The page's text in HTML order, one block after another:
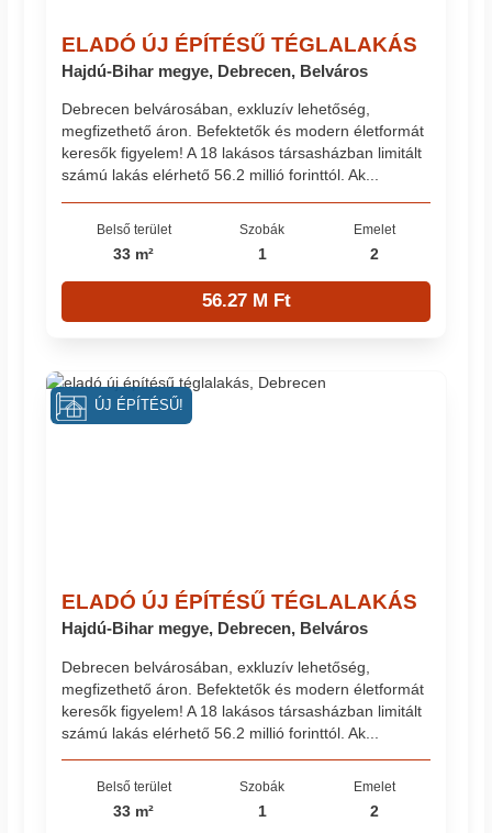
ELADÓ ÚJ ÉPÍTÉSŰ TÉGLALAKÁS
Hajdú-Bihar megye, Debrecen, Belváros
Debrecen belvárosában, exkluzív lehetőség,
megfizethető áron. Befektetők és modern életformát
keresők figyelem! A 18 lakásos társasházban limitált
számú lakás elérhető 56.2 millió forinttól. Ak...
Belső terület
33 m²
Szobák
1
Emelet
2
56.27 M Ft
ELADÓ ÚJ ÉPÍTÉSŰ TÉGLALAKÁS
Hajdú-Bihar megye, Debrecen, Belváros
Debrecen belvárosában, exkluzív lehetőség,
megfizethető áron. Befektetők és modern életformát
keresők figyelem! A 18 lakásos társasházban limitált
számú lakás elérhető 56.2 millió forinttól. Ak...
Belső terület
33 m²
Szobák
1
Emelet
2
ÚJ ÉPÍTÉSŰ!